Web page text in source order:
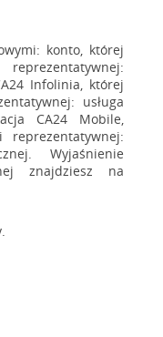
konto, której
Infolinia, której
usługa
CA24 Mobile,
reprezentatywnej:
Wyjaśnienie
znajdziesz na